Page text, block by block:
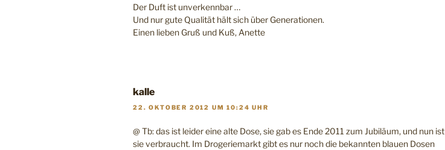
Der Duft ist unverkennbar …
Und nur gute Qualität hält sich über Generationen.
Einen lieben Gruß und Kuß, Anette
kalle
22. OKTOBER 2012 UM 10:24 UHR
@ Tb: das ist leider eine alte Dose, sie gab es Ende 2011 zum Jubiläum, und nun ist
sie verbraucht. Im Drogeriemarkt gibt es nur noch die bekannten blauen Dosen